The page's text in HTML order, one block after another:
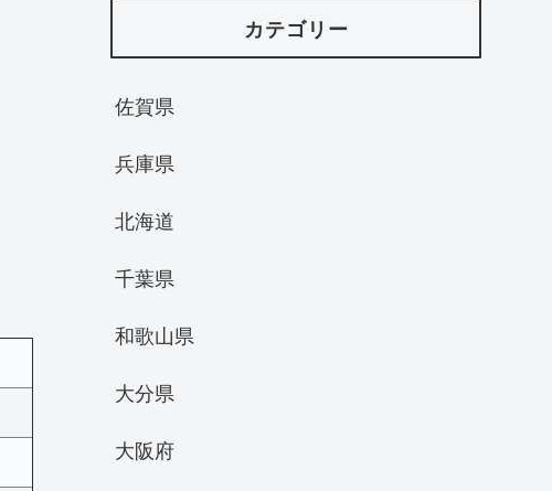
カテゴリー
佐賀県
兵庫県
北海道
千葉県
和歌山県
大分県
大阪府